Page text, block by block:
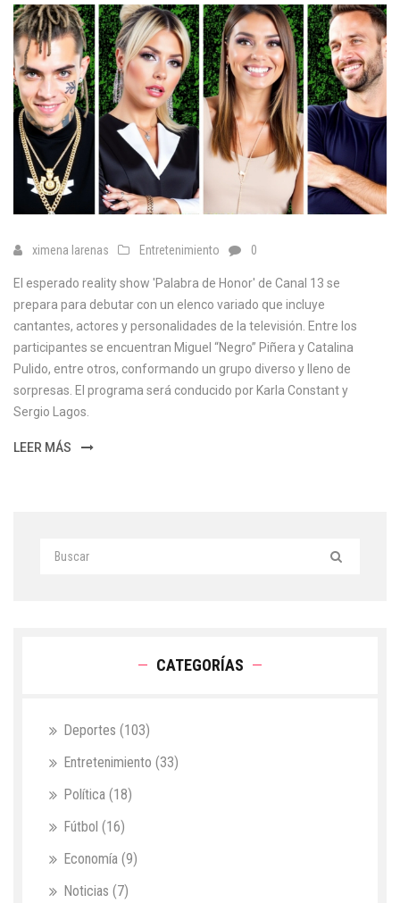
ximena larenas Entretenimiento 0
El esperado reality show 'Palabra de Honor' de Canal 13 se
prepara para debutar con un elenco variado que incluye
cantantes, actores y personalidades de la televisión. Entre los
participantes se encuentran Miguel “Negro” Piñera y Catalina
Pulido, entre otros, conformando un grupo diverso y lleno de
sorpresas. El programa será conducido por Karla Constant y
Sergio Lagos.
LEER MÁS
CATEGORÍAS
Deportes (103)
Entretenimiento (33)
Política (18)
Fútbol (16)
Economía (9)
Noticias (7)